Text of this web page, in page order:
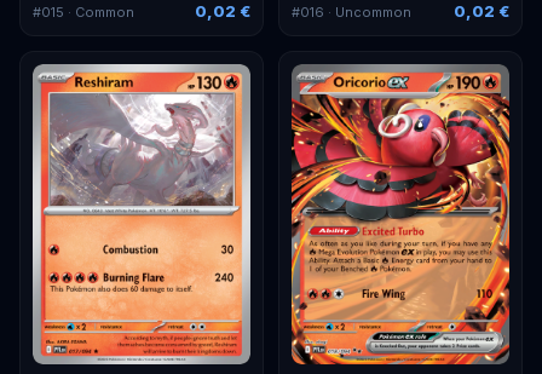
#015 · Common 0,02 € #016 · Uncommon 0,02 €